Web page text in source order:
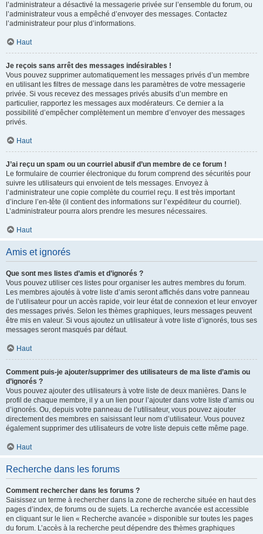
l’administrateur a désactivé la messagerie privée sur l’ensemble du forum, ou
l’administrateur vous a empêché d’envoyer des messages. Contactez
l’administrateur pour plus d’informations.
Haut
Je reçois sans arrêt des messages indésirables !
Vous pouvez supprimer automatiquement les messages privés d’un membre
en utilisant les filtres de message dans les paramètres de votre messagerie
privée. Si vous recevez des messages privés abusifs d’un membre en
particulier, rapportez les messages aux modérateurs. Ce dernier a la
possibilité d’empêcher complètement un membre d’envoyer des messages
privés.
Haut
J’ai reçu un spam ou un courriel abusif d’un membre de ce forum !
Le formulaire de courrier électronique du forum comprend des sécurités pour
suivre les utilisateurs qui envoient de tels messages. Envoyez à
l’administrateur une copie complète du courriel reçu. Il est très important
d’inclure l’en-tête (il contient des informations sur l’expéditeur du courriel).
L’administrateur pourra alors prendre les mesures nécessaires.
Haut
Amis et ignorés
Que sont mes listes d’amis et d’ignorés ?
Vous pouvez utiliser ces listes pour organiser les autres membres du forum.
Les membres ajoutés à votre liste d’amis seront affichés dans votre panneau
de l’utilisateur pour un accès rapide, voir leur état de connexion et leur envoyer
des messages privés. Selon les thèmes graphiques, leurs messages peuvent
être mis en valeur. Si vous ajoutez un utilisateur à votre liste d’ignorés, tous ses
messages seront masqués par défaut.
Haut
Comment puis-je ajouter/supprimer des utilisateurs de ma liste d’amis ou
d’ignorés ?
Vous pouvez ajouter des utilisateurs à votre liste de deux manières. Dans le
profil de chaque membre, il y a un lien pour l’ajouter dans votre liste d’amis ou
d’ignorés. Ou, depuis votre panneau de l’utilisateur, vous pouvez ajouter
directement des membres en saisissant leur nom d’utilisateur. Vous pouvez
également supprimer des utilisateurs de votre liste depuis cette même page.
Haut
Recherche dans les forums
Comment rechercher dans les forums ?
Saisissez un terme à rechercher dans la zone de recherche située en haut des
pages d’index, de forums ou de sujets. La recherche avancée est accessible
en cliquant sur le lien « Recherche avancée » disponible sur toutes les pages
du forum. L’accès à la recherche peut dépendre des thèmes graphiques